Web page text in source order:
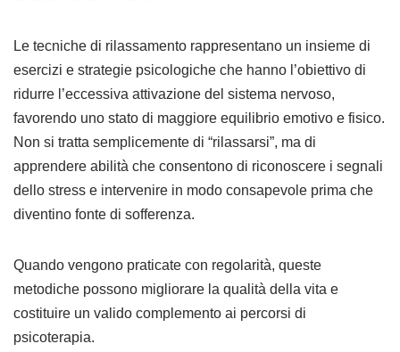
Le tecniche di rilassamento rappresentano un insieme di
esercizi e strategie psicologiche che hanno l’obiettivo di
ridurre l’eccessiva attivazione del sistema nervoso,
favorendo uno stato di maggiore equilibrio emotivo e fisico.
Non si tratta semplicemente di “rilassarsi”, ma di
apprendere abilità che consentono di riconoscere i segnali
dello stress e intervenire in modo consapevole prima che
diventino fonte di sofferenza.
Quando vengono praticate con regolarità, queste
metodiche possono migliorare la qualità della vita e
costituire un valido complemento ai percorsi di
psicoterapia.